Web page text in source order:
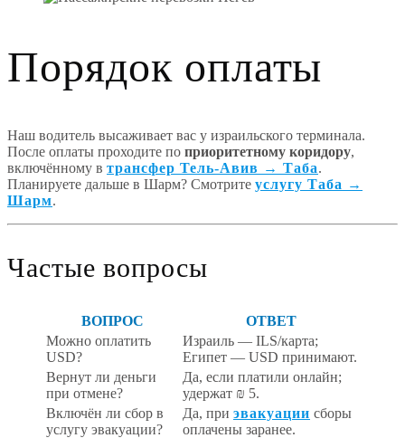
Порядок оплаты
Наш водитель высаживает вас у израильского терминала.
После оплаты проходите по приоритетному коридору,
включённому в трансфер Тель-Авив → Таба.
Планируете дальше в Шарм? Смотрите услугу Таба →
Шарм.
Частые вопросы
ВОПРОС
ОТВЕТ
Можно оплатить
USD?
Израиль — ILS/карта;
Египет — USD принимают.
Вернут ли деньги
при отмене?
Да, если платили онлайн;
удержат ₪ 5.
Включён ли сбор в
услугу эвакуации?
Да, при эвакуации сборы
оплачены заранее.